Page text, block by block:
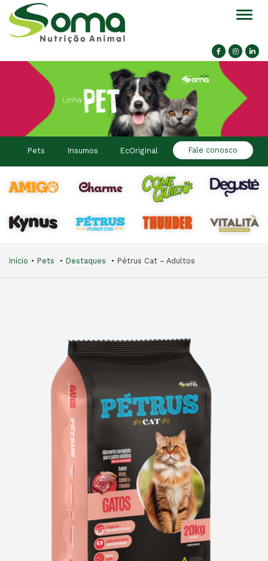
Pets Insumos EcOriginal Fale conosco
Início Pets Destaques Pétrus Cat – Adultos